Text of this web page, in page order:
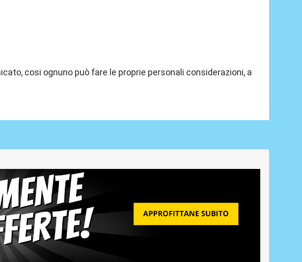
cosi ognuno può fare le proprie personali considerazioni, a